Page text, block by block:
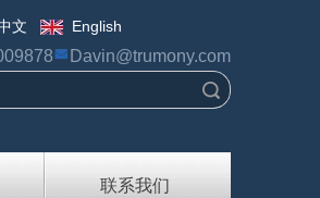
文 English
Davin@trumony.com
联系我们